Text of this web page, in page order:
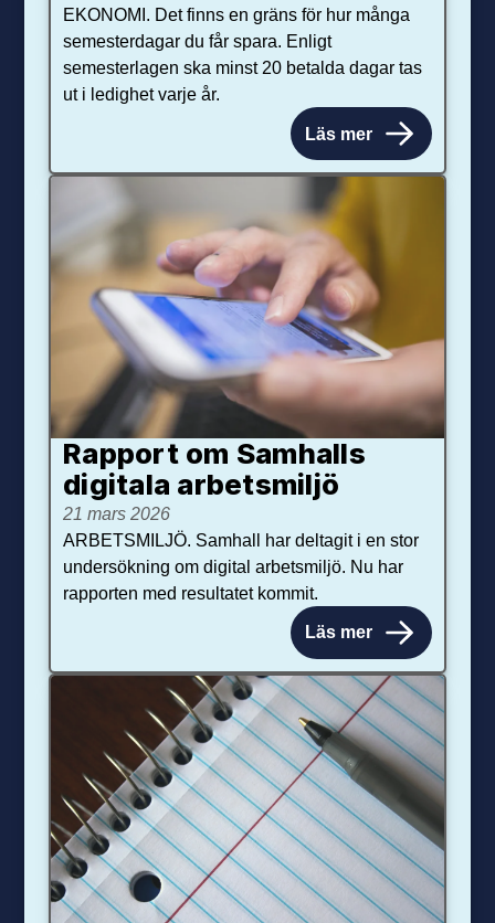
EKONOMI. Det finns en gräns för hur många
semesterdagar du får spara. Enligt
semesterlagen ska minst 20 betalda dagar tas
ut i ledighet varje år.
Läs mer
Rapport om Samhalls
digitala arbetsmiljö
21 mars 2026
ARBETSMILJÖ. Samhall har deltagit i en stor
undersökning om digital arbetsmiljö. Nu har
rapporten med resultatet kommit.
Läs mer